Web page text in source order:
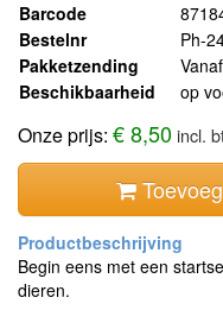
Barcode
Bestelnr
Ph-
Pakketzending
Beschikbaarheid
op
Onze prijs: € 8,50incl.
Begin eens met een
dieren.